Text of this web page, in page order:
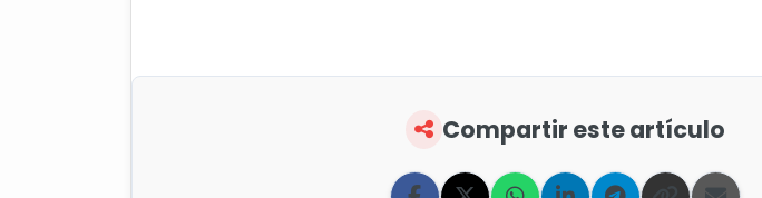
Compartir este artículo